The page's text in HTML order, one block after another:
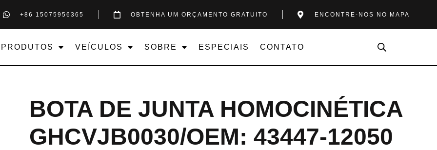
+86 15075956365 OBTENHA UM ORÇAMENTO GRATUITO ENCONTRE-NOS NO MAPA
PRODUTOS VEÍCULOS SOBRE ESPECIAIS CONTATO
BOTA DE JUNTA HOMOCINÉTICA
GHCVJB0030/OEM: 43447-12050